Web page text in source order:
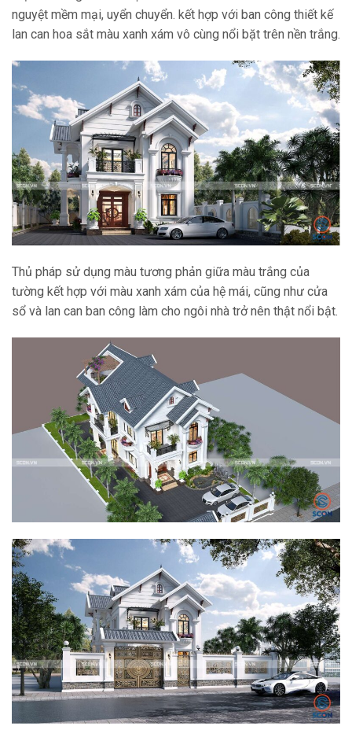
nguyệt mềm mại, uyển chuyển. kết hợp với ban công thiết kế
lan can hoa sắt màu xanh xám vô cùng nổi bặt trên nền trắng.
Thủ pháp sử dụng màu tương phản giữa màu trắng của
tường kết hợp với màu xanh xám của hệ mái, cũng như cửa
sổ và lan can ban công làm cho ngôi nhà trở nên thật nổi bật.